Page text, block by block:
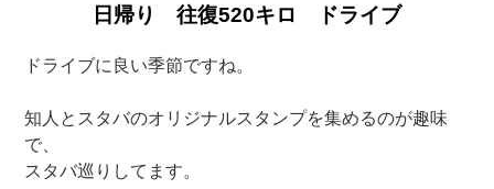
日帰り 往復520キロ ドライブ